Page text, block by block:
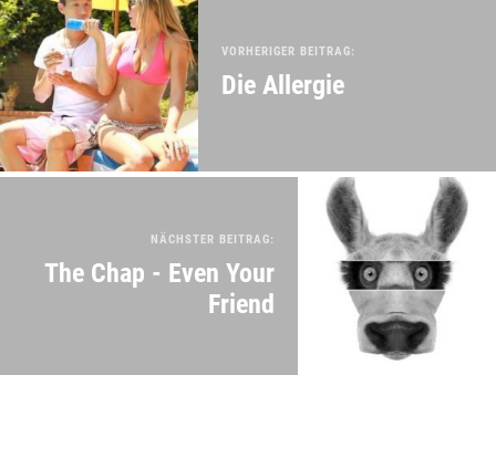
VORHERIGER BEITRAG:
Die Allergie
NÄCHSTER BEITRAG:
The Chap - Even Your
Friend